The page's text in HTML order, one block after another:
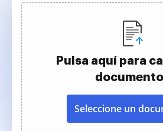
Pulsa aquí para
Seleccione un